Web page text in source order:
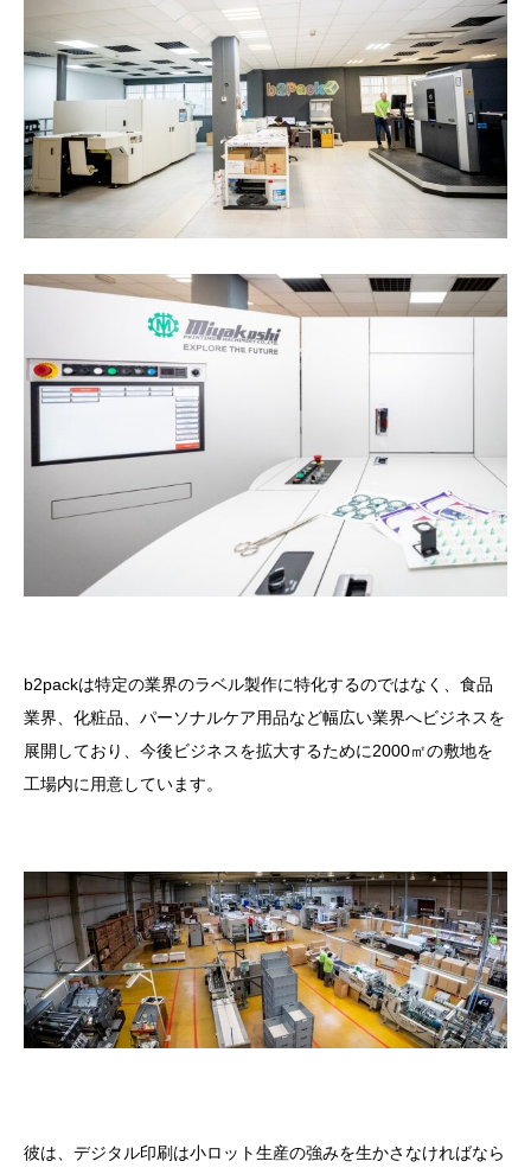
b2packは特定の業界のラベル製作に特化するのではなく、食品
業界、化粧品、パーソナルケア用品など幅広い業界へビジネスを
展開しており、今後ビジネスを拡大するために2000㎡の敷地を
工場内に用意しています。
彼は、デジタル印刷は小ロット生産の強みを生かさなければなら